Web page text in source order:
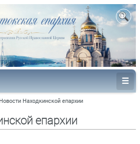
Новости Находкинской епархии
епархии